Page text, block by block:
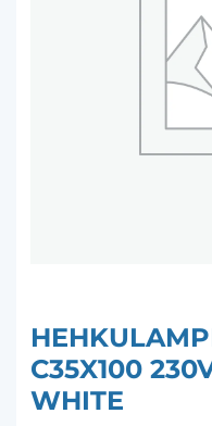
C35X100
WHITE